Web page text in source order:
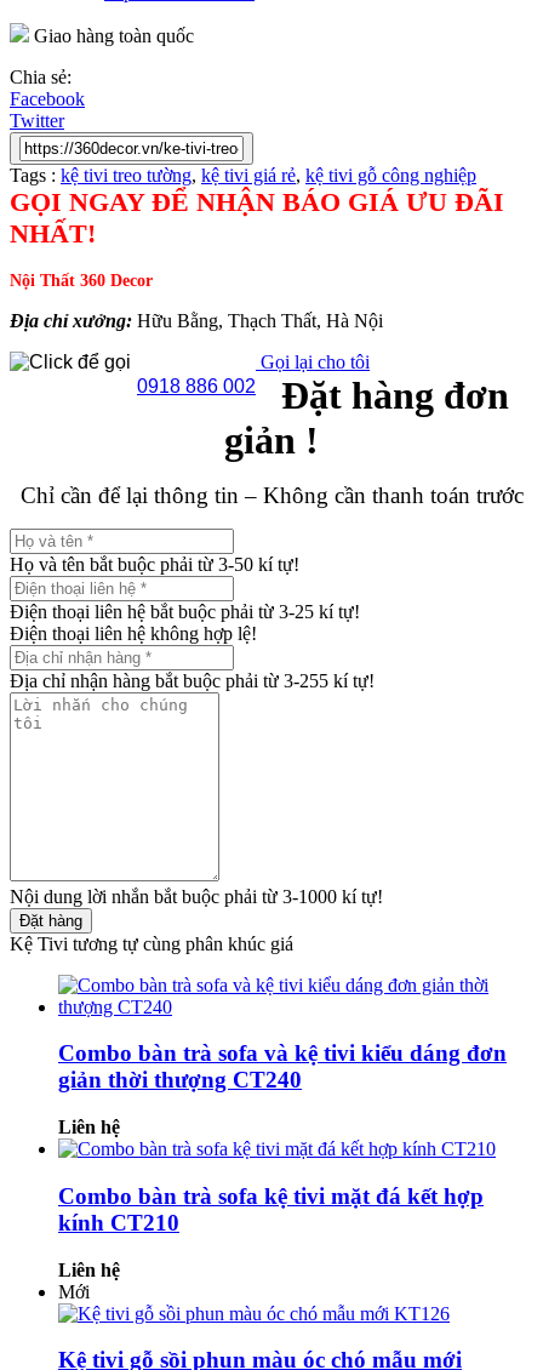
Giao hàng toàn quốc
Chia sẻ:
Facebook
Twitter
Tags : kệ tivi treo tường, kệ tivi giá rẻ, kệ tivi gỗ công nghiệp
GỌI NGAY ĐỂ NHẬN BÁO GIÁ ƯU ĐÃI
NHẤT!
Nội Thất 360 Decor
Địa chỉ xưởng: Hữu Bằng, Thạch Thất, Hà Nội
0918 886 002
Gọi lại cho tôi
Đặt hàng đơn
giản !
Chỉ cần để lại thông tin – Không cần thanh toán trước
Họ và tên bắt buộc phải từ 3-50 kí tự!
Điện thoại liên hệ bắt buộc phải từ 3-25 kí tự!
Điện thoại liên hệ không hợp lệ!
Địa chỉ nhận hàng bắt buộc phải từ 3-255 kí tự!
Nội dung lời nhắn bắt buộc phải từ 3-1000 kí tự!
Đặt hàng
Kệ Tivi tương tự cùng phân khúc giá
Combo bàn trà sofa và kệ tivi kiểu dáng đơn
giản thời thượng CT240
Liên hệ
Combo bàn trà sofa kệ tivi mặt đá kết hợp
kính CT210
Liên hệ
Mới
Kệ tivi gỗ sồi phun màu óc chó mẫu mới